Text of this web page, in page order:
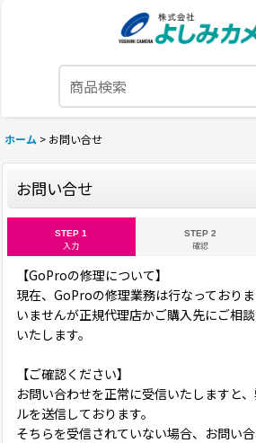
ホーム > お問い合せ
お問い合せ
STEP 1
入力
STEP 2
確認
【GoProの修理について】
現在、GoProの修理業務は行なっており
いませんが正規代理店かご購入先にご相
いたします。
【ご確認ください】
お問い合わせを正常に受信いたしますと
ルを送信しております。
そちらを受信されていない場合、お問い